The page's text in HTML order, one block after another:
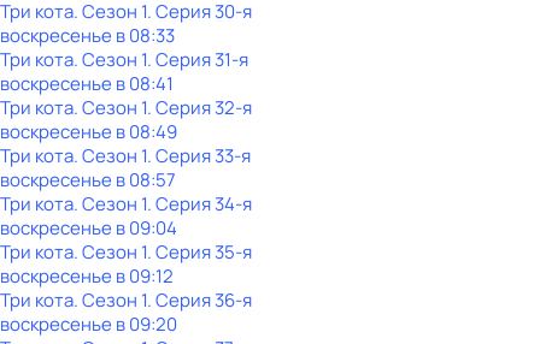
Три кота. Сезон 1. Серия 30-я
воскресенье в08:33
Три кота. Сезон 1. Серия 31-я
воскресенье в08:41
Три кота. Сезон 1. Серия 32-я
воскресенье в08:49
Три кота. Сезон 1. Серия 33-я
воскресенье в08:57
Три кота. Сезон 1. Серия 34-я
воскресенье в09:04
Три кота. Сезон 1. Серия 35-я
воскресенье в09:12
Три кота. Сезон 1. Серия 36-я
воскресенье в09:20